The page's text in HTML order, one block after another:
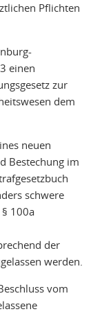
Pflichten
einen
zur
dem
neuen
Bestechung im
schwere
100a
der
werden.
vom